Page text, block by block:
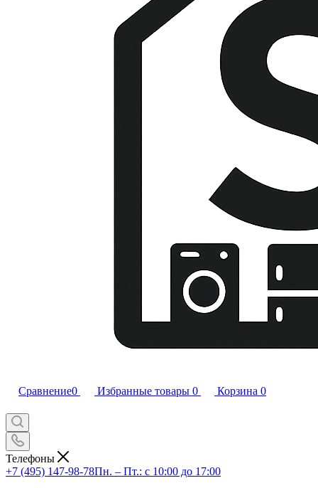
Сравнение0 Избранные товары 0 Корзина 0
Телефоны
+7 (495) 147-98-78Пн. – Пт.: с 10:00 до 17:00